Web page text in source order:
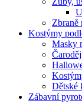
Zbraně
Kostýmy
Masky
Dětské
Zábavní